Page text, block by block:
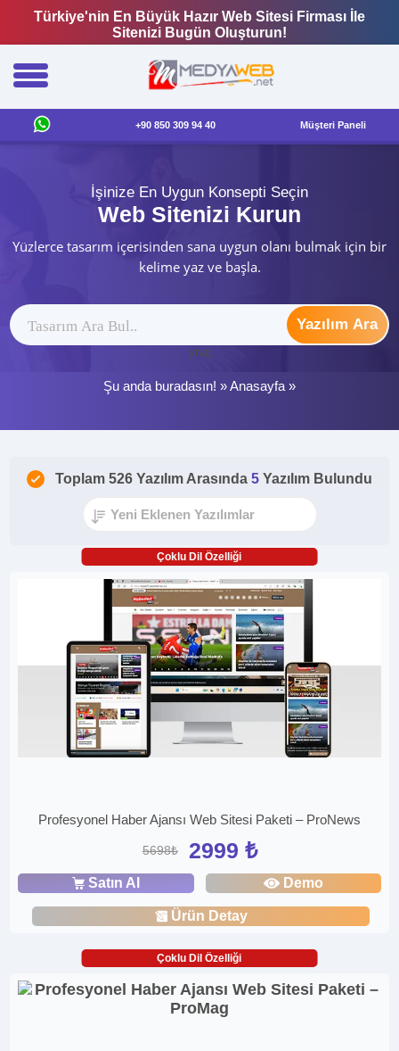
Türkiye'nin En Büyük Hazır Web Sitesi Firması İle
Sitenizi Bugün Oluşturun!
+90 850 309 94 40 Müşteri Paneli
İşinize En Uygun Konsepti Seçin
Web Sitenizi Kurun
Yüzlerce tasarım içerisinden sana uygun olanı bulmak için bir
kelime yaz ve başla.
Yazılım Ara
ytag
Şu anda buradasın! »Anasayfa »
Toplam 526 Yazılım Arasında 5 Yazılım Bulundu
Çoklu Dil Özelliği
Profesyonel Haber Ajansı Web Sitesi Paketi – ProNews
5698₺ 2999 ₺
Satın Al Demo
Ürün Detay
Çoklu Dil Özelliği